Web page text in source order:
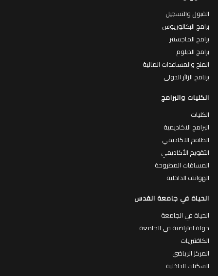
القبول والتسجيل
برامج البكالوريوس
برامج الماجستير
برامج الدبلوم
المنح والمساعدات المالية
برنامج الزائر الدولي
الكليات والبرامج
الكليات
البرامج الاكاديمية
الطاقم الاكاديمي
التقويم الأكاديمي
المساقات المطروحة
الهواتف الداخلية
الحياة في جامعة القدس
الحياة في الجامعة
جولة افتراضية في الجامعة
الكافتيريات
المركز الرياضي
السكنات الداخلية